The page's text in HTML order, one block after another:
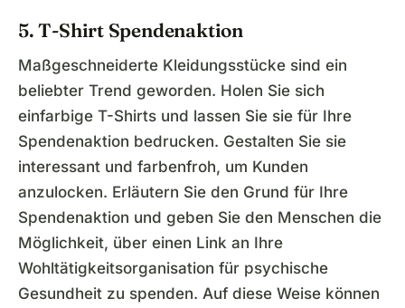
5. T-Shirt Spendenaktion
Maßgeschneiderte Kleidungsstücke sind ein
beliebter Trend geworden. Holen Sie sich
einfarbige T-Shirts und lassen Sie sie für Ihre
Spendenaktion bedrucken. Gestalten Sie sie
interessant und farbenfroh, um Kunden
anzulocken. Erläutern Sie den Grund für Ihre
Spendenaktion und geben Sie den Menschen die
Möglichkeit, über einen Link an Ihre
Wohltätigkeitsorganisation für psychische
Gesundheit zu spenden. Auf diese Weise können